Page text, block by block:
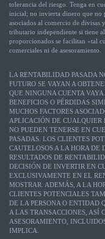
tolerancia del riesgo. Tenga en
inicial; no invierta dinero que no
asociados al comercio de divisas
tributario independiente si tiene
proporcionados se facilitan «tal
comerciales ni de asesoramiento.
LA RENTABILIDAD PASADA
FUTURO SE VAYAN A
QUE NINGUNA CUENTA
BENEFICIOS O PÉRDIDAS
MUCHOS FACTORES
APLICACIÓN DE CUALQUIER
NO PUEDEN TENERSE EN
PASADAS. LOS CLIENTES
CAUTELOSOS A LA HORA DE
RESULTADOS DE
DECISIÓN DE INVERTIR EN
EXCLUSIVAMENTE EN EL
MOSTRAR. ADEMÁS, A LA
CLIENTES POTENCIALES
DE LA PERSONA O ENTIDAD
A LAS TRANSACCIONES, ASÍ
ASESORAMIENTO,
IMPLICA.